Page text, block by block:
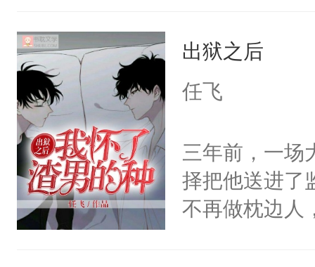
谁？”“楚星你
以朝的注视
了，最后一次
塞。陆以朝痛
以朝啊，我来
距，抓着乱
妄。当他看到
白，这一切终
子，门下所有
杀了同为魔道
绝于师门前。
了当年。回
出狱之后
任飞
三年前，一场
择把他送进了
不再做枕边人